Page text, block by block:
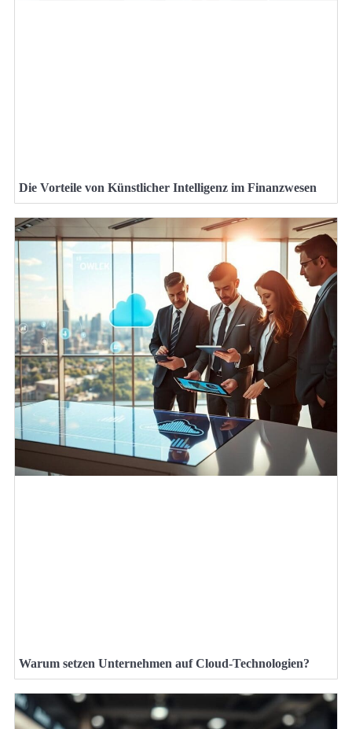
Die Vorteile von Künstlicher Intelligenz im Finanzwesen
Warum setzen Unternehmen auf Cloud-Technologien?